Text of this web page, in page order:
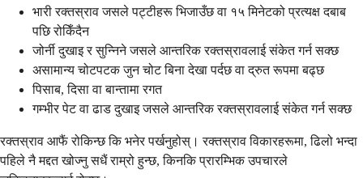
भारी रक्तस्राव जसले पट्टीहरू भिजाउँछ वा १५ मिनेटको प्रत्यक्ष दबाब
पछि रोकिँदैन
जोर्नी दुखाइ र सुन्निने जसले आन्तरिक रक्तस्रावलाई संकेत गर्न सक्छ
असामान्य चोटपटक जुन चोट बिना देखा पर्दछ वा द्रुत रूपमा बढ्छ
पिसाब, दिसा वा बान्तामा रगत
गम्भीर पेट वा ढाड दुखाइ जसले आन्तरिक रक्तस्रावलाई संकेत गर्न सक्छ
रक्तस्राव आफैं रोकिन्छ कि भनेर पर्खनुहोस्। रक्तस्राव विकारहरूमा, ढिलो भन्दा
पहिले नै मद्दत खोज्नु सधैं राम्रो हुन्छ, किनकि प्रारम्भिक उपचारले